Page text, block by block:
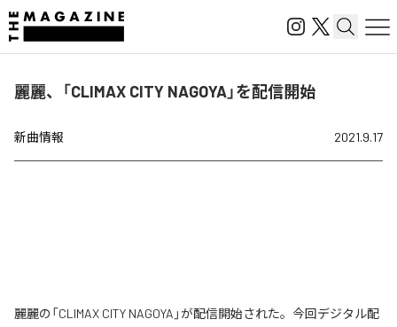
麗麗、「CLIMAX CITY NAGOYA」を配信開始
新曲情報 2021.9.17
麗麗の「CLIMAX CITY NAGOYA」が配信開始された。今回デジタル配